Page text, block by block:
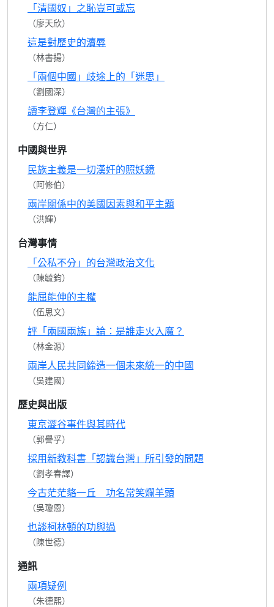
「清國奴」之恥豈可或忘
（廖天欣）
這是對歷史的瀆辱
（林書揚）
「兩個中國」歧途上的「迷思」
（劉國深）
讀李登輝《台灣的主張》
（方仁）
中國與世界
民族主義是一切漢奸的照妖鏡
（阿修伯）
兩岸關係中的美國因素與和平主題
（洪輝）
台灣事情
「公私不分」的台灣政治文化
（陳毓鈞）
能屈能伸的主權
（伍思文）
評「兩國兩族」論：是誰走火入魔？
（林金源）
兩岸人民共同締造一個未來統一的中國
（吳建國）
歷史與出版
東京澀谷事件與其時代
（郭譽孚）
採用新教科書「認識台灣」所引發的問題
（劉孝春譯）
今古茫茫貉一丘 功名常笑爛羊頭
（吳瓊恩）
也談柯林頓的功與過
（陳世德）
通訊
兩項疑例
（朱德熙）